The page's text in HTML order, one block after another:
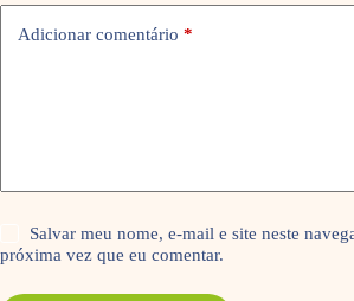
Adicionar comentário *
Salvar meu nome, e-mail e site neste
próxima vez que eu comentar.